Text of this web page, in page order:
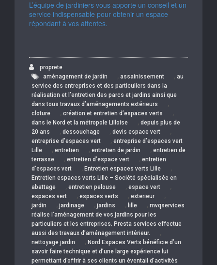
L’équipe de jardiniers vous apporte un conseil et un
service indispensable pour obtenir un espace
répondant à vos attentes.
proprete
aménagement de jardin
, assainissement , au
service des entreprises et des particuliers dans la
réalisation et l’entretien des parcs et jardins ainsi que
dans tous travaux d’aménagements extérieurs
,
cloture , création et entretien d’espaces verts ,
dans le Nord et la métropole Lilloise , depuis plus de
20 ans
, dessouchage , devis espace vert ,
entreprise d’espaces vert , entreprise d’espaces vert
Lille
, entretien , entretien de jardin , entretien de
terrasse
, entretien d’espace vert , entretien
d’espaces vert
, Entretien espaces verts Lille ,
Entretien espaces verts Lille – Société spécialisée en
abattage
, entretien pelouse , espace vert ,
espaces vert , espaces verts , exterieur ,
jardin , jardinage , jardins , lille , mvqservices
réalise l’aménagement de vos jardins pour les
particuliers et les entreprises. Presta services effectue
aussi des travaux d’aménagement intérieur.
,
nettoyage jardin , Nord Espaces Verts bénéficie d’un
savoir faire technique et d’une large expérience lui
permettant d’offrir à ses clients un éventail d’activités